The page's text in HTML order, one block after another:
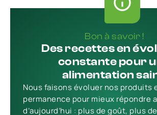
Bon à savoir !
Des recettes en
constante pour
alimentation
Nous faisons évoluer nos produits
permanence pour mieux répondre
d’aujourd’hui : plus de goût, plus de